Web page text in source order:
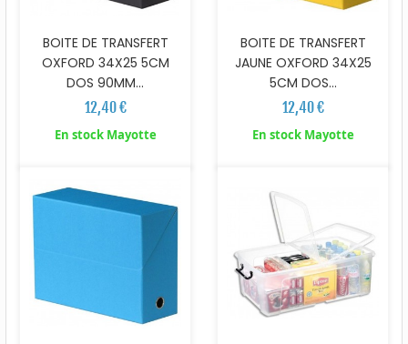
BOITE DE TRANSFERT
OXFORD 34X25 5CM
DOS 90MM...
12,40 €
En stock Mayotte
BOITE DE TRANSFERT
JAUNE OXFORD 34X25
5CM DOS...
12,40 €
En stock Mayotte